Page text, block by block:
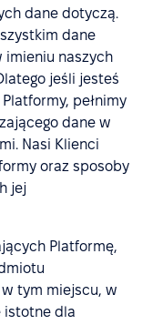
dane dotyczą.
dane
imieniu naszych
jeśli jesteś
pełnimy
dane w
Nasi Klienci
oraz sposoby
jej
Platformę,
tym miejscu, w
istotne dla